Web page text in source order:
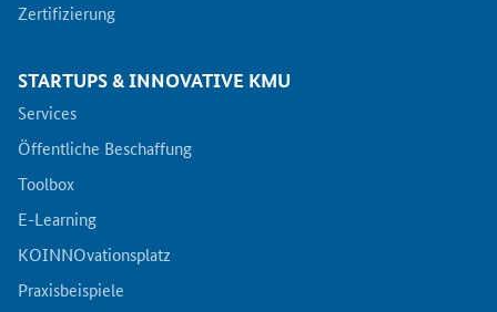
Zertifizierung
STARTUPS & INNOVATIVE KMU
Services
Öffentliche Beschaffung
Toolbox
E-Learning
KOINNOvationsplatz
Praxisbeispiele